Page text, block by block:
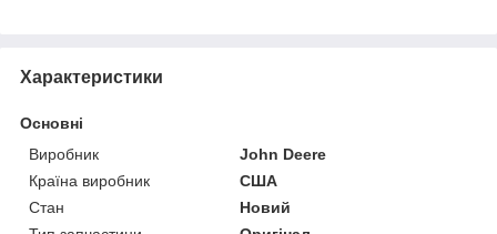
Характеристики
Основні
Виробник
John Deere
Країна виробник
США
Стан
Новий